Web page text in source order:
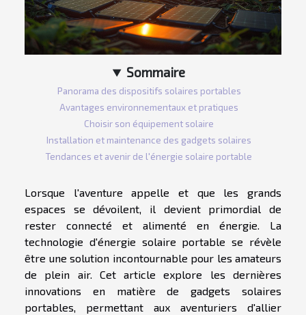
Sommaire
Panorama des dispositifs solaires portables
Avantages environnementaux et pratiques
Choisir son équipement solaire
Installation et maintenance des gadgets solaires
Tendances et avenir de l'énergie solaire portable
Lorsque l'aventure appelle et que les grands
espaces se dévoilent, il devient primordial de
rester connecté et alimenté en énergie. La
technologie d'énergie solaire portable se révèle
être une solution incontournable pour les amateurs
de plein air. Cet article explore les dernières
innovations en matière de gadgets solaires
portables, permettant aux aventuriers d'allier